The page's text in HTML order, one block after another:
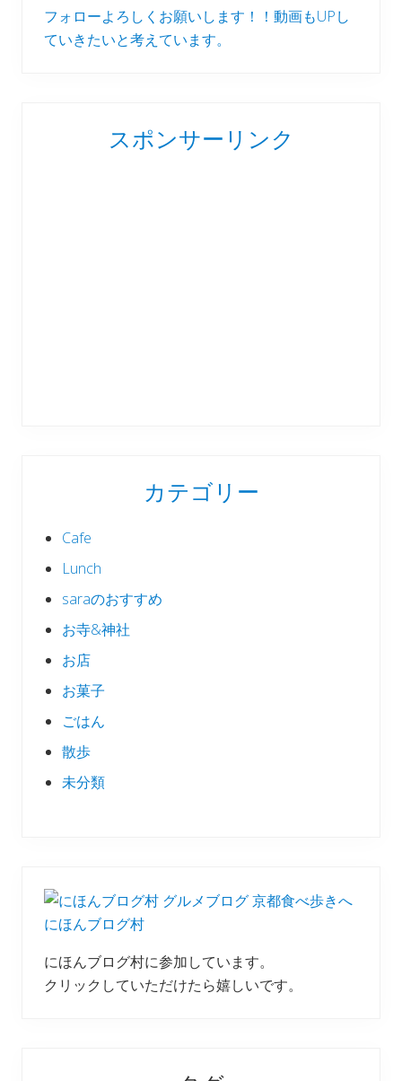
フォローよろしくお願いします！！動画もUPし
ていきたいと考えています。
スポンサーリンク
カテゴリー
Cafe
Lunch
saraのおすすめ
お寺&神社
お店
お菓子
ごはん
散歩
未分類
にほんブログ村
にほんブログ村に参加しています。
クリックしていただけたら嬉しいです。